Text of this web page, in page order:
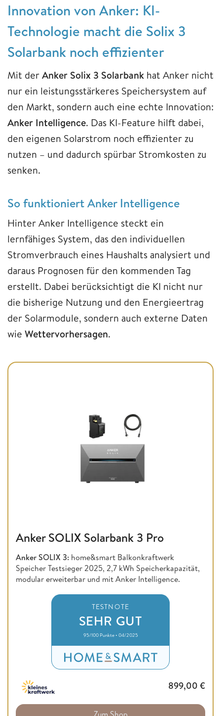
Innovation von Anker: KI-
Technologie macht die Solix 3
Solarbank noch effizienter
Mit derAnker Solix 3 Solarbank hat Anker nicht
nur ein leistungsstärkeres Speichersystem auf
den Markt, sondern auch eine echte Innovation:
Anker Intelligence. Das KI-Feature hilft dabei,
den eigenen Solarstrom noch effizienter zu
nutzen – und dadurch spürbar Stromkosten zu
senken.
So funktioniert Anker Intelligence
Hinter Anker Intelligence steckt ein
lernfähiges System, das den individuellen
Stromverbrauch eines Haushalts analysiert und
daraus Prognosen für den kommenden Tag
erstellt. Dabei berücksichtigt die KI nicht nur
die bisherige Nutzung und den Energieertrag
der Solarmodule, sondern auch externe Daten
wie Wettervorhersagen.
Anker SOLIX Solarbank 3 Pro
Anker SOLIX 3: home&smart Balkonkraftwerk
Speicher Testsieger 2025, 2,7 kWh Speicherkapazität,
modular erweiterbar und mit Anker Intelligence.
TESTNOTE
SEHR GUT
95/100 Punkte • 04/2025
899,00 €